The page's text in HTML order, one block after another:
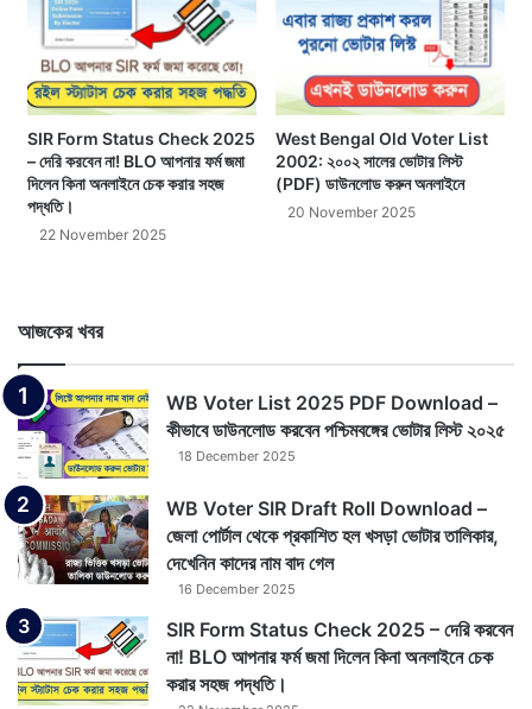
SIR Form Status Check 2025
– দেরি করবেন না! BLO আপনার ফর্ম জমা
দিলেন কিনা অনলাইনে চেক করার সহজ
পদ্ধতি।
22 November 2025
West Bengal Old Voter List
2002: ২০০২ সালের ভোটার লিস্ট
(PDF) ডাউনলোড করুন অনলাইনে
20 November 2025
আজকের খবর
WB Voter List 2025 PDF Download –
কীভাবে ডাউনলোড করবেন পশ্চিমবঙ্গের ভোটার লিস্ট ২০২৫
18 December 2025
WB Voter SIR Draft Roll Download –
জেলা পোর্টাল থেকে প্রকাশিত হল খসড়া ভোটার তালিকার,
দেখেনিন কাদের নাম বাদ গেল
16 December 2025
SIR Form Status Check 2025 – দেরি করবেন
না! BLO আপনার ফর্ম জমা দিলেন কিনা অনলাইনে চেক
করার সহজ পদ্ধতি।